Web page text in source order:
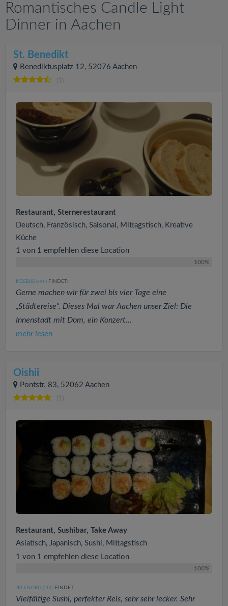
Romantisches Candle Light
Dinner in Aachen
St. Benedikt
Benediktusplatz 12, 52076 Aachen
(1)
Restaurant, Sternerestaurant
Deutsch, Französisch, Saisonal, Mittagstisch, Kreative
Küche
1 von 1 empfehlen diese Location
100%
KGSBUS (691 ) FINDET:
Gerne machen wir für zwei bis vier Tage eine
„Städtereise“. Dieses Mal war Aachen unser Ziel: Die
Innenstadt mit Dom, ein Konzert...
mehr lesen
Oishii
Pontstr. 83, 52062 Aachen
(1)
Restaurant, Sushibar, Take Away
Asiatisch, Japanisch, Sushi, Mittagstisch
1 von 1 empfehlen diese Location
100%
JELENORG (110 ) FINDET:
Vielfältige Sushi, perfekter Reis, sehr sehr lecker. Sehr